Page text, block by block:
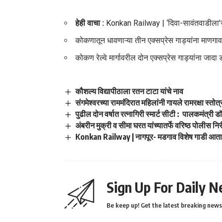
हेही वाचा : Konkan Railway | ‘दिवा-
कोकणातून धावणाऱ्या तीन एक्सप्रेस गाड्यांना
कोकण रेल्वे मार्गावरील दोन एक्सप्रेस गाड्यांना जादा
कौशल्य विद्यापीठाला रतन टाटा यांचे नाव
संगमेश्वरच्या राममंदिरात महिलांनी गायले रामरक्षा
पुढील दोन वर्षात रत्नागिरी स्मार्ट सीटी : पालकमंत्री
अंबरीन मुक्री व सीमा घरत यांच्यातर्फे वरिष्ठ पोलीस
Konkan Railway | नागपूर- मडगाव विशेष गाडी
Sign Up For Daily
Be keep up! Get the latest breaking